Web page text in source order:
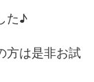
た♪
方は是非お試